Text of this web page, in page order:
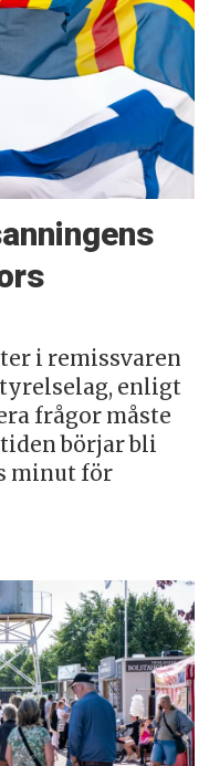
i remissvaren
enligt
frågor måste
börjar bli
minut för